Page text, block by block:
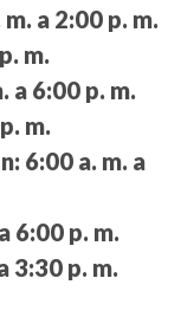
a 2:00 p. m.
m.
a 6:00 p. m.
m.
6:00 a. m. a
6:00 p. m.
3:30 p. m.